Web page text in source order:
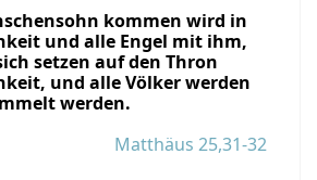
kommen wird in
und alle Engel mit ihm,
setzen auf den Thron
und alle Völker werden
werden.
Matthäus 25,31-32